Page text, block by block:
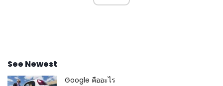
See Newest
Google คืออะไร